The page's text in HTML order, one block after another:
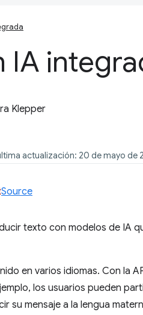
IA
Klepper
actualización: 20 de mayo de
Source
texto con modelos de IA
en varios idiomas. Con la
los usuarios pueden
su mensaje a la lengua